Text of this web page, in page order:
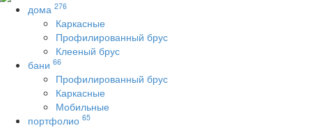
дома 276
Каркасные
Профилированный брус
Клееный брус
бани 66
Профилированный брус
Каркасные
Мобильные
портфолио 65